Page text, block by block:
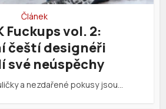
Článek
Fuckups vol. 2:
čeští designéři
své neúspěchy
a nezdařené pokusy jsou…